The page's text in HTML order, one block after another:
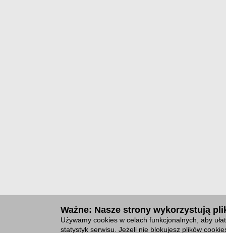
Ważne: Nasze strony wykorzystują
Używamy cookies w celach funkcjonalnych, aby
statystyk serwisu. Jeżeli nie blokujesz plików